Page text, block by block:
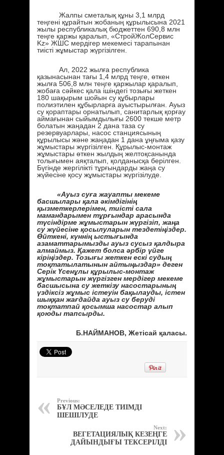
Жалпы сметалық құны 3,1 млрд
теңгені құрайтын жобаның құрылысына 2021
жылы республикалық бюджеттен 690,8 млн
теңге қаржы қаралып, «СтройЖолСервис
Kz» ЖШС мердігер мекемесі тарапынан
тиісті жұмыстар жүргізілген.
Ал, 2022 жылға республика
қазынасынан тағы 1,4 млрд теңге, өткен
жылға 506,8 млн теңге қаржылар қаралып,
жобаға сәйкес қала ішіндегі тозығы жеткен
180 шақырым шойын су құбырлары
полиэтилен құбырларға ауыстырылған. Ауыз
су қораптары орнатылып, санитарлық қорғау
аймағынан сыйымдылығы 2600 текше метр
болатын жаңадан 2 дана таза су
резервуарлары, насос станциясының
құрылысы және жаңадан 1 дана ұңғыма қазу
жұмыстары жүргізілген. Құрылыс-монтаж
жұмыстары өткен жылдың желтоқсанында
толығымен аяқталып, қолданысқа берілген.
Бүгінде жергілікті тұрғындарды жаңа су
жүйесіне қосу жұмыстары жүргізілуде.
«Ауыз суға жауапты мекеме
басшылары қала әкімдігінің
қызметкерлерімен, тиісті сала
мамандарымен тұрғындар арасында
түсіндірме жұмыстарын жүргізіп, жаңа
су жүйесіне қосылуларын тездетіңіздер.
Өйткені, күннің ыстығында
азаматтарымызды ауыз сусыз қалдыра
алмаймыз. Қажет болса әрбір үйге
кіріңіздер. Тозығы жеткен ескі судың
тоқтатылатынын айтыңыздар» деген
Серік Үсенұлы құрылыс-монтаж
жұмыстарын жүргізген мердігер мекеме
басшысына су жеткізу насостарының
үздіксіз жұмыс істеуін бақылауды, істен
шыққан жағдайда ауыз су беруді
тоқтатпай қосымша насостар алып
қоюды тапсырды.
Б.НАЙМАНОВ, Жетісай қаласы.
Previous:
БҰЛ МӘСЕЛЕДЕ ТИІМДІ
ШЕШІЛУДЕ
Next:
ВЕГЕТАЦИЯЛЫҚ КЕЗЕҢГЕ
ДАЙЫНДЫҒЫ ТЕКСЕРІЛДІ